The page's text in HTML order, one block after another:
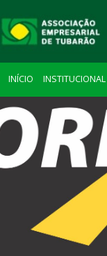
INÍCIO INSTITUCIONAL